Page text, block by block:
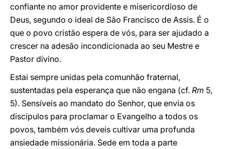
confiante no amor providente e misericordioso de
Deus, segundo o ideal de São Francisco de Assis. É o
que o povo cristão espera de vós, para ser ajudado a
crescer na adesão incondicionada ao seu Mestre e
Pastor divino.
Estai sempre unidas pela comunhão fraternal,
sustentadas pela esperança que não engana (cf. Rm 5,
5). Sensíveis ao mandato do Senhor, que envia os
discípulos para proclamar o Evangelho a todos os
povos, também vós deveis cultivar uma profunda
ansiedade missionária. Sede em toda a parte